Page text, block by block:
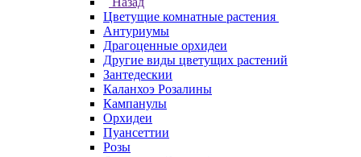
Цветущие комнатные растения
Антуриумы
Драгоценные орхидеи
Другие виды цветущих растений
Зантедескии
Каланхоэ Розалины
Кампанулы
Орхидеи
Пуансеттии
Розы